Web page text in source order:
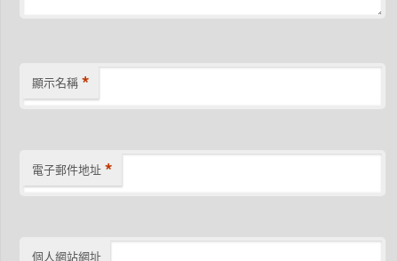
顯示名稱 *
電子郵件地址 *
個人網站網址